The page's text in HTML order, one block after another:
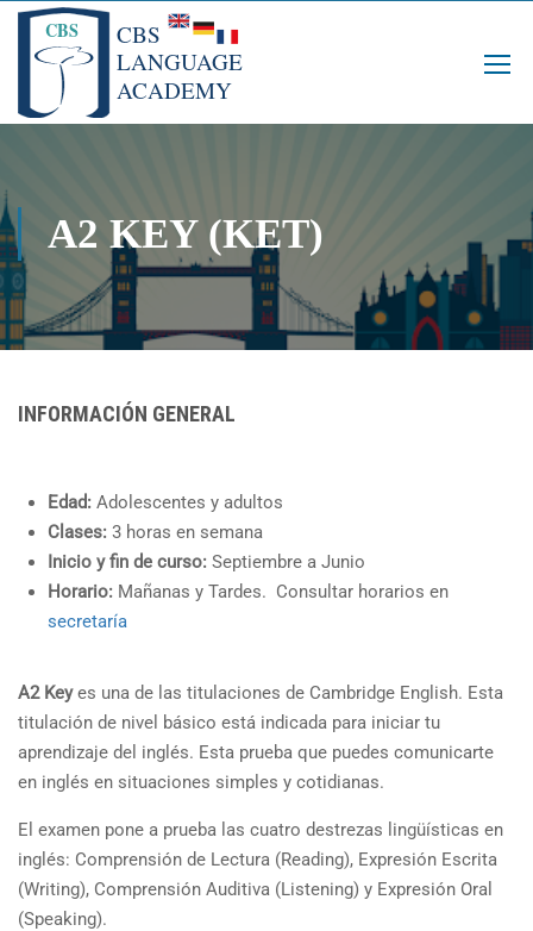
A2 KEY (KET)
INFORMACIÓN GENERAL
Edad: Adolescentes y adultos
Clases: 3 horas en semana
Inicio y fin de curso: Septiembre a Junio
Horario: Mañanas y Tardes. Consultar horarios en
secretaría
A2 Keyes una de las titulaciones de Cambridge English. Esta
titulación de nivel básico está indicada para iniciar tu
aprendizaje del inglés. Esta prueba que puedes comunicarte
en inglés en situaciones simples y cotidianas.
El examen pone a prueba las cuatro destrezas lingüísticas en
inglés: Comprensión de Lectura (Reading), Expresión Escrita
(Writing), Comprensión Auditiva (Listening) y Expresión Oral
(Speaking).